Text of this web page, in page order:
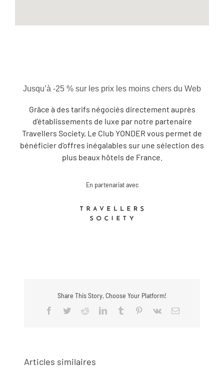
Jusqu’à -25 % sur les prix les moins chers du Web
Grâce à des tarifs négociés directement auprès
d’établissements de luxe par notre partenaire
Travellers Society, Le Club YONDER vous permet de
bénéficier d’offres inégalables sur une sélection des
plus beaux hôtels de France.
En partenariat avec
Share This Story, Choose Your Platform!
Facebook
TwitterRedditLinkedInTumblr Pinterest
Vk Email
Articles similaires